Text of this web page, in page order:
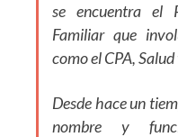
se encuentra el
Familiar que
como el CPA,
Desde hace un
nombre y